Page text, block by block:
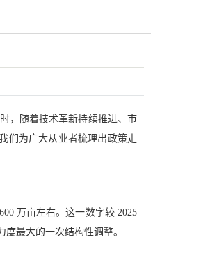
，随着技术革新持续推进、市
们为广大从业者梳理出政策走
万亩左右。这一数字较 2025
最大的一次结构性调整。